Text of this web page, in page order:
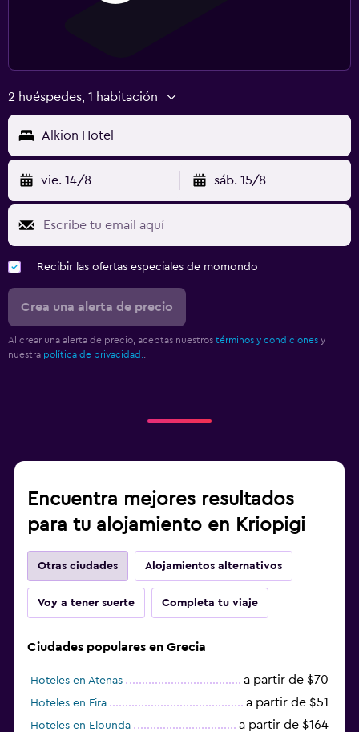
2 huéspedes, 1 habitación
Alkion Hotel
vie. 14/8 sáb. 15/8
Recibir las ofertas especiales de momondo
Crea una alerta de precio
Al crear una alerta de precio, aceptas nuestros términos y condiciones y
nuestra política de privacidad.
Encuentra mejores resultados
para tu alojamiento en Kriopigi
Otras ciudades Alojamientos alternativos
Voy a tener suerte Completa tu viaje
Ciudades populares en Grecia
Hoteles en Atenas a partir de $70
Hoteles en Fira a partir de $51
Hoteles en Elounda a partir de $164